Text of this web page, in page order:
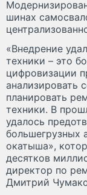
шинах
«Внедрение
техники – это
цифровизации
анализировать
планировать
техники. В
удалось
большегрузных
окатыша»,
десятков
директор по
Дмитрий